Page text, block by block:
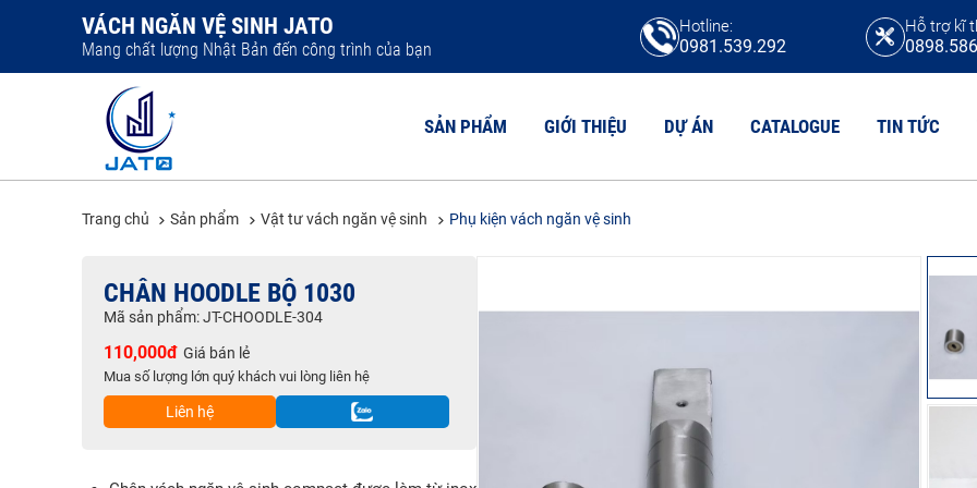
VÁCH NGĂN VỆ SINH JATO
Mang chất lượng Nhật Bản đến công trình của bạn
Hotline:
0981.539.292
Hỗ trợ kĩ
SẢN PHẨM
VÁCH NGĂN VỆ SINH COMPACT FORMICA
Tấm Compact Phenolic
GIỚI THIỆU DỰ ÁN CATALOGUE TIN TỨC
Trang chủ Sản phẩm Vật tư vách ngăn vệ sinh Phụ kiện vách ngăn vệ sinh
CHÂN HOODLE BỘ 1030
Mã sản phẩm: JT-CHOODLE-304
110,000đ Giá bán lẻ
Mua số lượng lớn quý khách vui lòng liên hệ
Liên hệ